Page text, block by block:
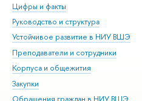
Цифры и факты
Руководство и структура
Устойчивое развитие в НИУ ВШЭ
Преподаватели и сотрудники
Корпуса и общежития
Закупки
Обращения граждан в НИУ ВШЭ